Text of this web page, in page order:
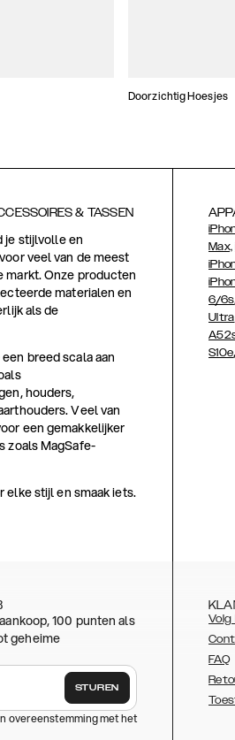
Doorzichtig Hoesjes
& TASSEN
je stijlvolle en
veel van de meest
Onze producten
materialen en
als de
breed scala aan
houders,
Veel van
een gemakkelijker
zoals MagSafe-
elke stijl en smaak iets.
Max,
6/6s
Ultra
S10e
100 punten als
geheime
STUREN
overeenstemming met het
Volg
FAQ